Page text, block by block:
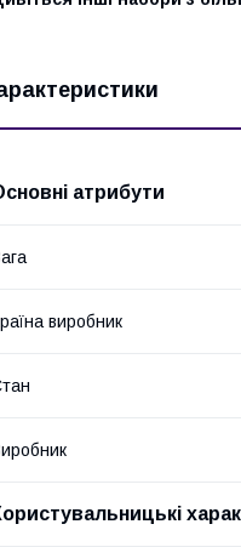
атрибути
виробник